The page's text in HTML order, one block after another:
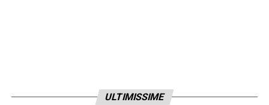
dell’Atalanta, profilo che rispecchia
ULTIMISSIME